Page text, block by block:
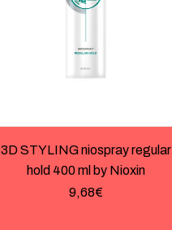
3D STYLING niospray regular
hold 400 ml by Nioxin
9,68€